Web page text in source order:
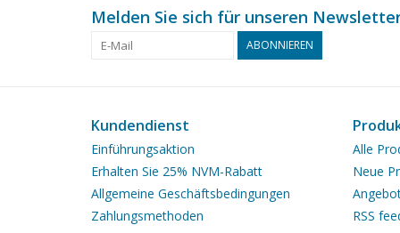
Melden Sie sich für unseren
ABONNIEREN
Kundendienst
Einführungsaktion
Erhalten Sie 25% NVM-Rabatt
Allgemeine Geschäftsbedingungen
Zahlungsmethoden
Alle
Neue
RSS